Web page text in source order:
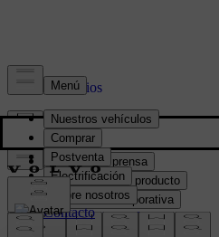
Prensa y Medios
Material de prensa
Información del producto
Información corporativa
Contacto de medios